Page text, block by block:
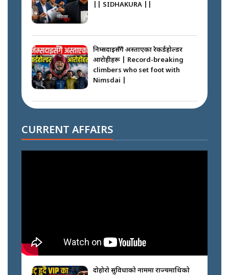
|| SIDHAKURA ||
निम्सदाइसँगै अस्ताएका रेकर्डहोल्डर
आरोहीहरू | Record-breaking
climbers who set foot with
Nimsdai |
अपराध श्रृङ्खला || SIDHAKURA ||
नेपालीलाई भरिया मात्र देख्ने दृष्टिकोण
बदलेका ‘निम्स दाई’ || SIDHAKURA
||
CURRENT AFFAIRS
दोहोरो सुविधाको नाममा राज्यमाथिको